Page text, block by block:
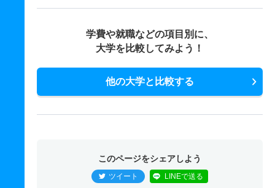
学費や就職などの項目別に、
大学を比較してみよう！
他の大学と比較する
このページをシェアしよう
ツイート LINEで送る